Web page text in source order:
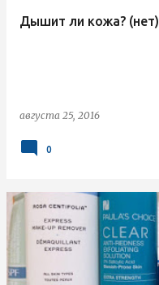
Дышит ли кожа? (нет)
августа 25, 2016
0